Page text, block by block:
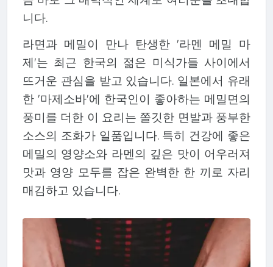
니다.
라면과 메밀이 만나 탄생한 '라멘 메밀 마
제'는 최근 한국의 젊은 미식가들 사이에서
뜨거운 관심을 받고 있습니다. 일본에서 유래
한 '마제소바'에 한국인이 좋아하는 메밀면의
풍미를 더한 이 요리는 쫄깃한 면발과 풍부한
소스의 조화가 일품입니다. 특히 건강에 좋은
메밀의 영양소와 라멘의 깊은 맛이 어우러져
맛과 영양 모두를 잡은 완벽한 한 끼로 자리
매김하고 있습니다.